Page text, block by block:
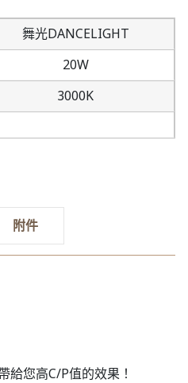
舞光DANCELIGHT
20W
3000K
附件
給您高C/P值的效果！